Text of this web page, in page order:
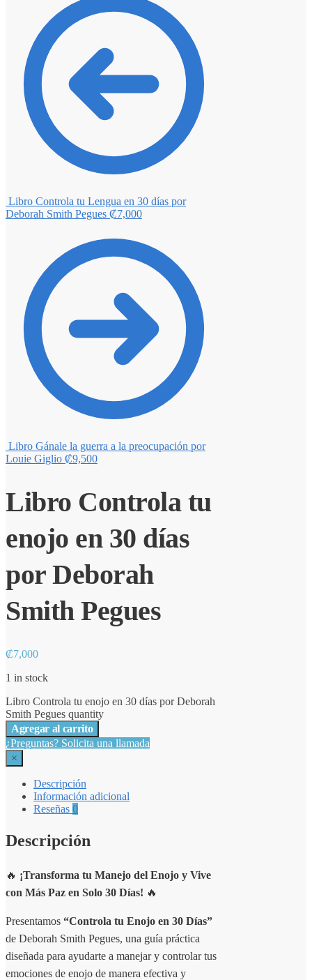
Libro Controla tu Lengua en 30 días por
Deborah Smith Pegues ₡7,000
Libro Gánale la guerra a la preocupación por
Louie Giglio ₡9,500
Libro Controla tu
enojo en 30 días
por Deborah
Smith Pegues
₡7,000
1 in stock
Libro Controla tu enojo en 30 días por Deborah
Smith Pegues quantity
Agregar al carrito
¿Preguntas? Solicita una llamada
×
Descripción
Información adicional
Reseñas 0
Descripción
🔥 ¡Transforma tu Manejo del Enojo y Vive
con Más Paz en Solo 30 Días! 🔥
Presentamos “Controla tu Enojo en 30 Días”
de Deborah Smith Pegues, una guía práctica
diseñada para ayudarte a manejar y controlar tus
emociones de enojo de manera efectiva y